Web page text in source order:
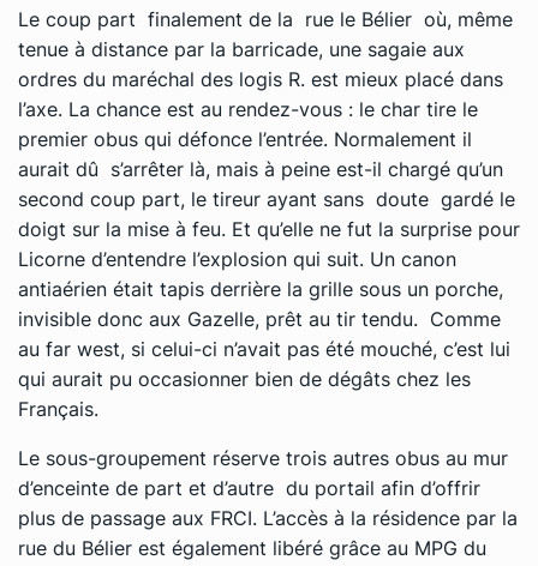
Le coup part finalement de la rue le Bélier où, même
tenue à distance par la barricade, une sagaie aux
ordres du maréchal des logis R. est mieux placé dans
l’axe. La chance est au rendez-vous : le char tire le
premier obus qui défonce l’entrée. Normalement il
aurait dû s’arrêter là, mais à peine est-il chargé qu’un
second coup part, le tireur ayant sans doute gardé le
doigt sur la mise à feu. Et qu’elle ne fut la surprise pour
Licorne d’entendre l’explosion qui suit. Un canon
antiaérien était tapis derrière la grille sous un porche,
invisible donc aux Gazelle, prêt au tir tendu. Comme
au far west, si celui-ci n’avait pas été mouché, c’est lui
qui aurait pu occasionner bien de dégâts chez les
Français.
Le sous-groupement réserve trois autres obus au mur
d’enceinte de part et d’autre du portail afin d’offrir
plus de passage aux FRCI. L’accès à la résidence par la
rue du Bélier est également libéré grâce au MPG du